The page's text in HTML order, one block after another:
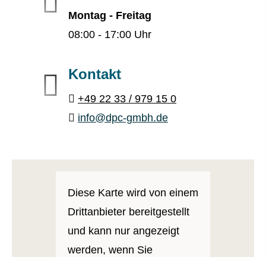
Montag - Freitag
08:00 - 17:00 Uhr
Kontakt
+49 22 33 / 979 15 0
info@dpc-gmbh.de
Diese Karte wird von einem
Drittanbieter bereitgestellt
und kann nur angezeigt
werden, wenn Sie